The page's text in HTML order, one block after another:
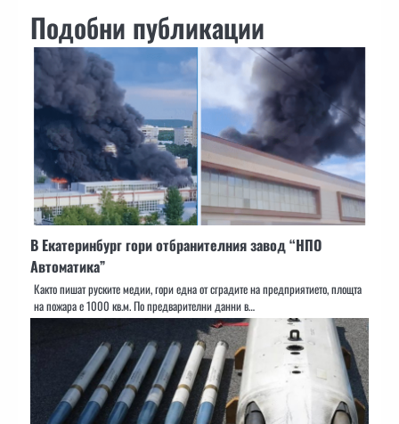
Подобни публикации
В Екатеринбург гори отбранителния завод “НПО
Автоматика”
Както пишат руските медии, гори една от сградите на предприятието, площта
на пожара е 1000 кв.м. По предварителни данни в…